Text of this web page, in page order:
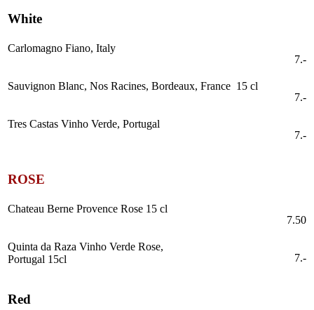
White
Carlomagno Fiano, Italy
7.-
Sauvignon Blanc, Nos Racines, Bordeaux, France 15 cl
7.-
Tres Castas Vinho Verde, Portugal
7.-
ROSE
Chateau Berne Provence Rose 15 cl
7.50
Quinta da Raza Vinho Verde Rose,
Portugal 15cl
7.-
Red